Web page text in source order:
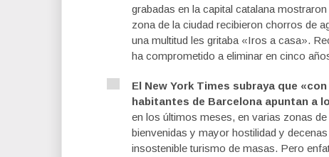
grabadas en la capital catalana
zona de la ciudad recibieron chorros de
una multitud les gritaba «Iros a casa».
ha comprometido a eliminar en cinco
El New York Times subraya que
habitantes de Barcelona apuntan a
en los últimos meses, en varias zonas
bienvenidas y mayor hostilidad y
insostenible turismo de masas. Pero